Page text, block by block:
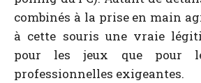
combinés à la prise en main
à cette souris une vraie
pour les jeux que pour
professionnelles exigeantes.